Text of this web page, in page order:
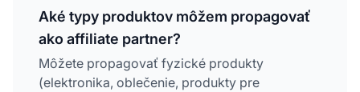
Aké typy produktov môžem propagovať
ako affiliate partner?
Môžete propagovať fyzické produkty
(elektronika, oblečenie, produkty pre